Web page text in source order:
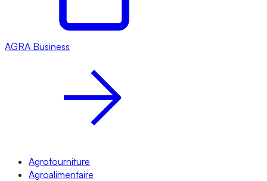
AGRA Business
Agrofourniture
Agroalimentaire